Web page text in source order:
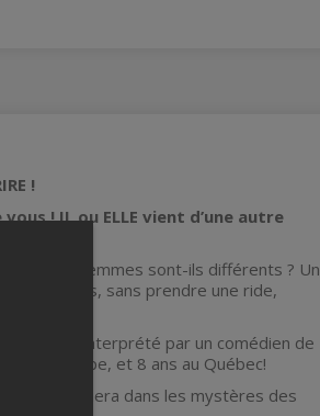
!
! IL ou ELLE vient d’une autre
et femmes sont-ils différents ? Un
les couples, sans prendre une ride,
et interprété par un comédien de
en Europe, et 8 ans au Québec!
entraînera dans les mystères des